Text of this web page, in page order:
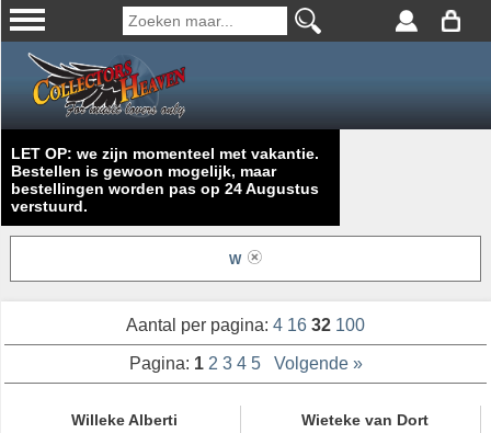
LET OP: we zijn momenteel met vakantie.
Bestellen is gewoon mogelijk, maar
bestellingen worden pas op 24 Augustus
verstuurd.
W
Aantal per pagina: 4 16 32 100
Pagina: 1 2 3 4 5 Volgende »
Willeke Alberti Wieteke van Dort